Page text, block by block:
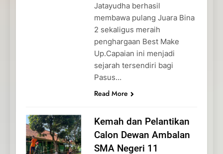
Jatayudha berhasil
membawa pulang Juara Bina
2 sekaligus meraih
penghargaan Best Make
Up.Capaian ini menjadi
sejarah tersendiri bagi
Pasus…
Read More
Kemah dan Pelantikan
Calon Dewan Ambalan
SMA Negeri 11